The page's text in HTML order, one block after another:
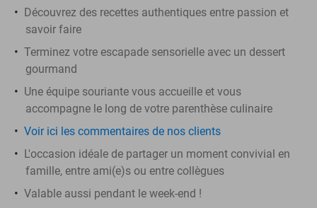
Découvrez des recettes authentiques entre passion et
savoir faire
Terminez votre escapade sensorielle avec un dessert
gourmand
Une équipe souriante vous accueille et vous
accompagne le long de votre parenthèse culinaire
Voir ici les commentaires de nos clients
L'occasion idéale de partager un moment convivial en
famille, entre ami(e)s ou entre collègues
Valable aussi pendant le week-end !